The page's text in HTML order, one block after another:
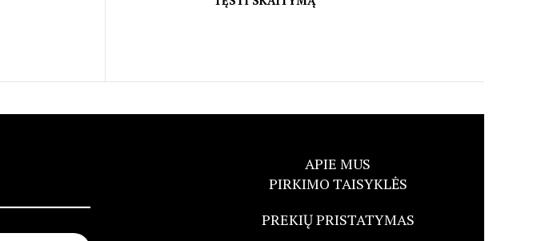
APIE MUS
PIRKIMO TAISYKLĖS
PREKIŲ PRISTATYMAS